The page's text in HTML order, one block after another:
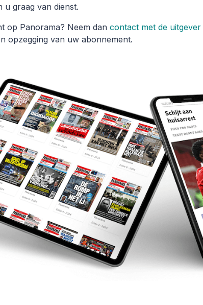
u graag van dienst.
op Panorama? Neem dan contact met de uitgever
opzegging van uw abonnement.